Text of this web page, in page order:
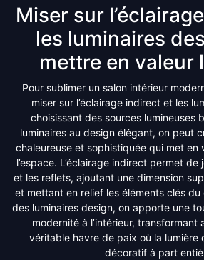
Miser sur
les luminaires
mettre en valeur
Pour sublimer un salon intérieur
miser sur l’éclairage indirect et les
choisissant des sources lumineuses
luminaires au design élégant, on peut
chaleureuse et sophistiquée qui met en
l’espace. L’éclairage indirect permet
et les reflets, ajoutant une dimension
et mettant en relief les éléments clés
des luminaires design, on apporte une
modernité à l’intérieur, transformant
véritable havre de paix où la lumière
décoratif à part